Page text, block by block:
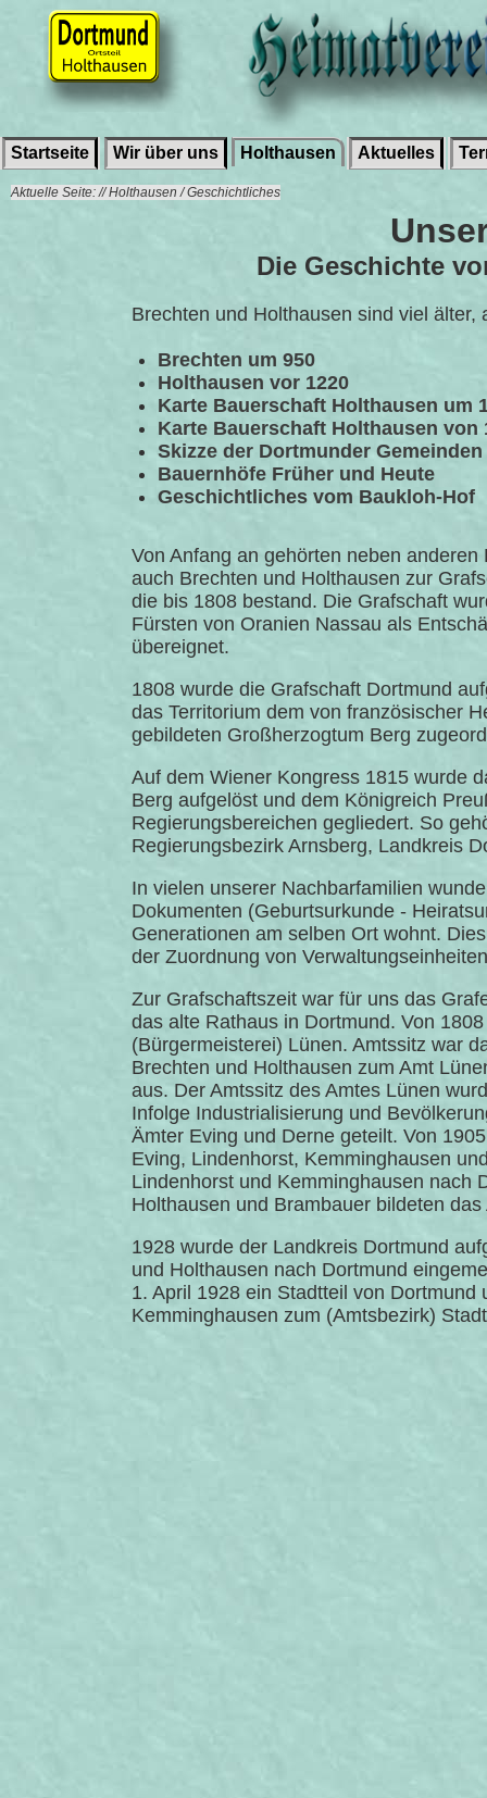
Startseite Wir über uns Holthausen Aktuelles
Aktuelle Seite: // Holthausen / Geschichtliches
Die Geschichte
Brechten und Holthausen sind viel
Brechten um 950
Holthausen vor 1220
Karte Bauerschaft Holthausen um
Karte Bauerschaft Holthausen von
Skizze der Dortmunder Gemeinden
Bauernhöfe Früher und Heute
Geschichtliches vom Baukloh-Hof
Von Anfang an gehörten neben anderen
auch Brechten und Holthausen zur
die bis 1808 bestand. Die Grafschaft
Fürsten von Oranien Nassau als
übereignet.
1808 wurde die Grafschaft Dortmund
das Territorium dem von französischer
gebildeten Großherzogtum Berg
Auf dem Wiener Kongress 1815 wurde
Berg aufgelöst und dem Königreich
Regierungsbereichen gegliedert. So
Regierungsbezirk Arnsberg, Landkreis
In vielen unserer Nachbarfamilien
Dokumenten (Geburtsurkunde -
Generationen am selben Ort wohnt.
der Zuordnung von
Zur Grafschaftszeit war für uns das
das alte Rathaus in Dortmund. Von
(Bürgermeisterei) Lünen. Amtssitz war
Brechten und Holthausen zum Amt
aus. Der Amtssitz des Amtes Lünen
Infolge Industrialisierung und
Ämter Eving und Derne geteilt. Von
Eving, Lindenhorst, Kemminghausen
Lindenhorst und Kemminghausen nach
Holthausen und Brambauer bildeten
1928 wurde der Landkreis Dortmund
und Holthausen nach Dortmund
1. April 1928 ein Stadtteil von
Kemminghausen zum (Amtsbezirk)